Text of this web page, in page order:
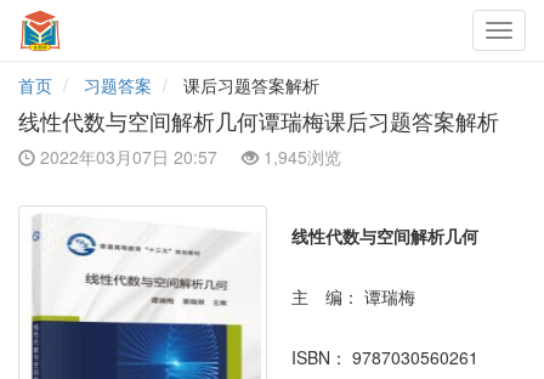
首页
习题答案 课后习题答案解析
线性代数与空间解析几何谭瑞梅课后习题答案解析
2022年03月07日 20:57 1,945浏览
线性代数与空间解析几何
主 编： 谭瑞梅
ISBN： 9787030560261